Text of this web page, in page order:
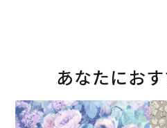
あなたにお